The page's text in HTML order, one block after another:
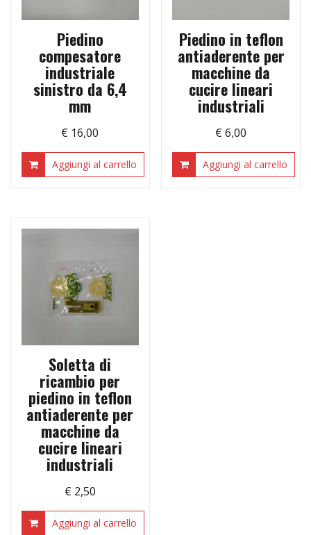
Piedino
compesatore
industriale
sinistro da 6,4
mm
€ 16,00
Aggiungi al carrello
Piedino in teflon
antiaderente per
macchine da
cucire lineari
industriali
€ 6,00
Aggiungi al carrello
Soletta di
ricambio per
piedino in teflon
antiaderente per
macchine da
cucire lineari
industriali
€ 2,50
Aggiungi al carrello